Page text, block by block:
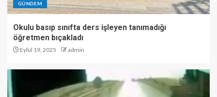
GÜNDEM
Okulu basıp sınıfta ders işleyen tanımadığı
öğretmen bıçakladı
Eylül 19, 2025 admin